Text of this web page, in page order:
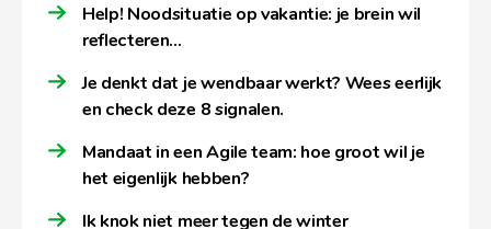
Help! Noodsituatie op vakantie: je brein wil
reflecteren…
Je denkt dat je wendbaar werkt? Wees eerlijk
en check deze 8 signalen.
Mandaat in een Agile team: hoe groot wil je
het eigenlijk hebben?
Ik knok niet meer tegen de winter